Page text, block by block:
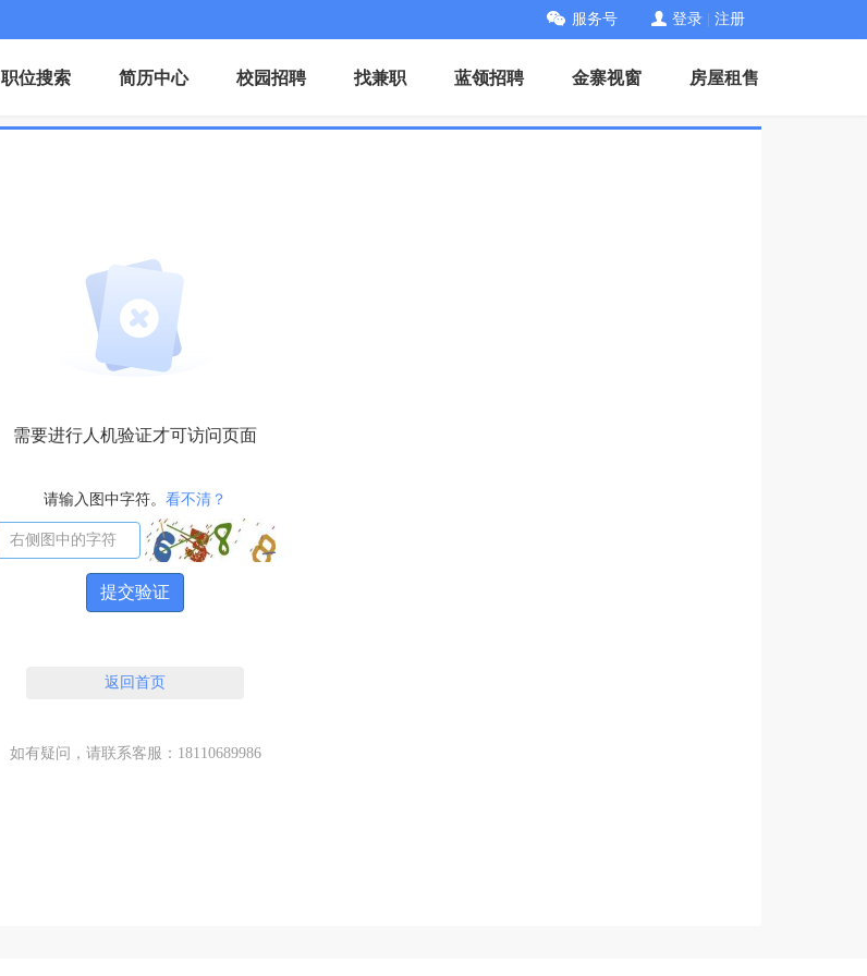
服务号 登录 注册
职位搜索 简历中心 校园招聘 找兼职 蓝领招聘 金寨视窗 房屋租售
需要进行人机验证才可访问页面
请输入图中字符。 看不清？
提交验证
返回首页
如有疑问，请联系客服：18110689986